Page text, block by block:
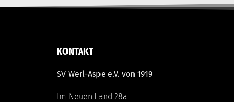
KONTAKT
SV Werl-Aspe e.V. von 1919
Im Neuen Land 28a